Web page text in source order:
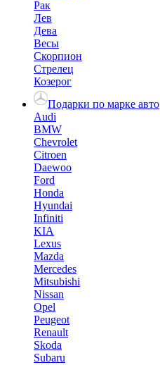
Рак
Лев
Дева
Весы
Скорпион
Стрелец
Козерог
Подарки по марке авто
Audi
BMW
Chevrolet
Citroen
Daewoo
Ford
Honda
Hyundai
Infiniti
KIA
Lexus
Mazda
Mercedes
Mitsubishi
Nissan
Opel
Peugeot
Renault
Skoda
Subaru